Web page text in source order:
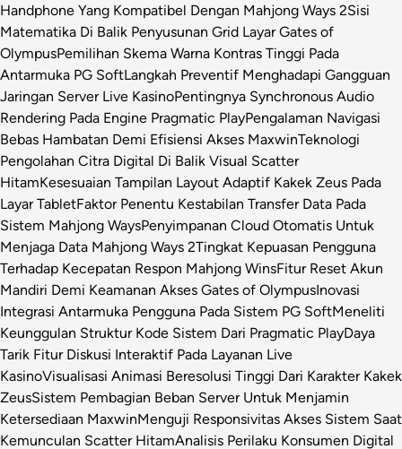
Handphone Yang Kompatibel Dengan Mahjong Ways 2Sisi
Matematika Di Balik Penyusunan Grid Layar Gates of
OlympusPemilihan Skema Warna Kontras Tinggi Pada
Antarmuka PG SoftLangkah Preventif Menghadapi Gangguan
Jaringan Server Live KasinoPentingnya Synchronous Audio
Rendering Pada Engine Pragmatic PlayPengalaman Navigasi
Bebas Hambatan Demi Efisiensi Akses MaxwinTeknologi
Pengolahan Citra Digital Di Balik Visual Scatter
HitamKesesuaian Tampilan Layout Adaptif Kakek Zeus Pada
Layar TabletFaktor Penentu Kestabilan Transfer Data Pada
Sistem Mahjong WaysPenyimpanan Cloud Otomatis Untuk
Menjaga Data Mahjong Ways 2Tingkat Kepuasan Pengguna
Terhadap Kecepatan Respon Mahjong WinsFitur Reset Akun
Mandiri Demi Keamanan Akses Gates of OlympusInovasi
Integrasi Antarmuka Pengguna Pada Sistem PG SoftMeneliti
Keunggulan Struktur Kode Sistem Dari Pragmatic PlayDaya
Tarik Fitur Diskusi Interaktif Pada Layanan Live
KasinoVisualisasi Animasi Beresolusi Tinggi Dari Karakter Kakek
ZeusSistem Pembagian Beban Server Untuk Menjamin
Ketersediaan MaxwinMenguji Responsivitas Akses Sistem Saat
Kemunculan Scatter HitamAnalisis Perilaku Konsumen Digital